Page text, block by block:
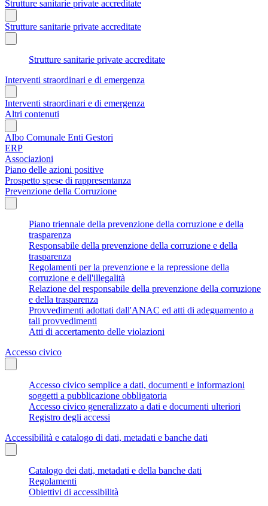
Strutture sanitarie private accreditate
Strutture sanitarie private accreditate
Strutture sanitarie private accreditate
Interventi straordinari e di emergenza
Interventi straordinari e di emergenza
Altri contenuti
Albo Comunale Enti Gestori
ERP
Associazioni
Piano delle azioni positive
Prospetto spese di rappresentanza
Prevenzione della Corruzione
Piano triennale della prevenzione della corruzione e della
trasparenza
Responsabile della prevenzione della corruzione e della
trasparenza
Regolamenti per la prevenzione e la repressione della
corruzione e dell'illegalità
Relazione del responsabile della prevenzione della corruzione
e della trasparenza
Provvedimenti adottati dall'ANAC ed atti di adeguamento a
tali provvedimenti
Atti di accertamento delle violazioni
Accesso civico
Accesso civico semplice a dati, documenti e informazioni
soggetti a pubblicazione obbligatoria
Accesso civico generalizzato a dati e documenti ulteriori
Registro degli accessi
Accessibilità e catalogo di dati, metadati e banche dati
Catalogo dei dati, metadati e della banche dati
Regolamenti
Obiettivi di accessibilità